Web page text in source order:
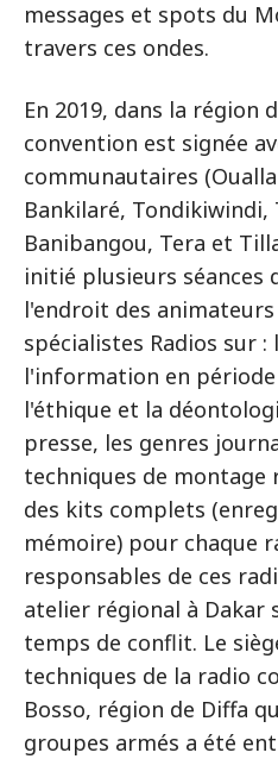
messages et spots du
travers ces ondes.
En 2019, dans la région
convention est signée
communautaires
Bankilaré, Tondikiwindi,
Banibangou, Tera et
initié plusieurs séances
l'endroit des animateurs
spécialistes Radios sur
l'information en
l'éthique et la
presse, les genres
techniques de
des kits complets
mémoire) pour chaque
responsables de ces
atelier régional à Dakar
temps de conflit. Le
techniques de la radio
Bosso, région de Diffa
groupes armés a été